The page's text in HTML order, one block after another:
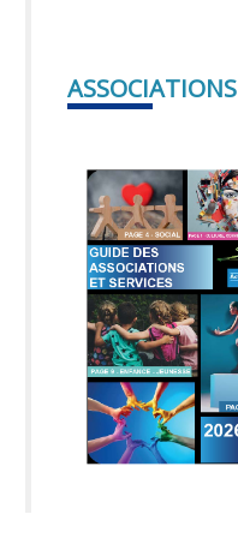
ASSOCIATIONS